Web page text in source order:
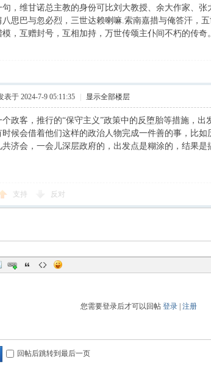
句，维甘诺总主教的身份可比刘大教授、余大作家、
八思巴与忽必烈，三世达赖喇嘛.索南嘉措与俺答汗，
，互赠封号，互相加持，万世传颂主仆间不朽的传奇。
表于 2024-7-9 05:11:35 显示全部楼层
个政客，推行的“保守主义”政策中的反堕胎等措施，
时候会借着他们这样的政治人物完成一件善的事，比
共济会，一会儿深层政府的，出发点是糊涂的，结果是
支持 反对
您需要登录后才可以回帖 登录 注册
回帖后跳转到最后一页